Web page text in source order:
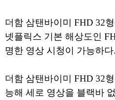
더함 삼탠바이미 FHD 32
넷플릭스 기본 해상도인
명한 영상 시청이 가능하다.
더함 삼탠바이미 FHD 32
능해 세로 영상을 블랙바